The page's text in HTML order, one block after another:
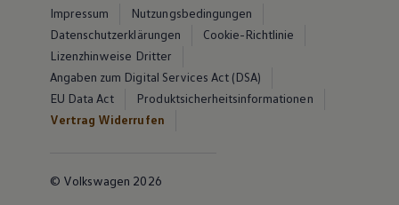
Impressum
Nutzungsbedingungen
Datenschutzerklärungen
Cookie-Richtlinie
Lizenzhinweise Dritter
Angaben zum Digital Services Act (DSA)
EU Data Act
Produktsicherheitsinformationen
Vertrag Widerrufen
© Volkswagen 2026